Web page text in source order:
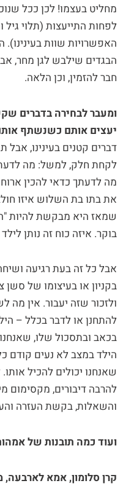
מחליט בעצמו! לכן ככל
לפחות התייעצות (תלוי גיל
האפשרויות שוות
הבגדים שילבש לגן מחר,
חבר להזמין, וכן הלאה.
ומעבר לבחירה בדברים
יעצים אותם כשנשתף
דברים קטנים בעינינו,
לקחת חלק, למשל: מה
מה לדעתך כדאי להכין
את בתו בת השלוש איזו
שמאז היא מבקשת להיות
בוקר. איזה כוח זה נותן
אבל כל זה בעת רגיעה
בקניון או בעיצומו של
ולזכור שזה יעבור. אין
להתחנן או לדבר בכלל –
בכאב ובתסכול שלו,
הילד במצב לא נעים קודם
שאנחנו יכולים להכיל
להרבה דיבורים, מקסימום
והשאלות, בקשת העזרה
ועוד כמה תובנות של
קרן סלומון, אמא